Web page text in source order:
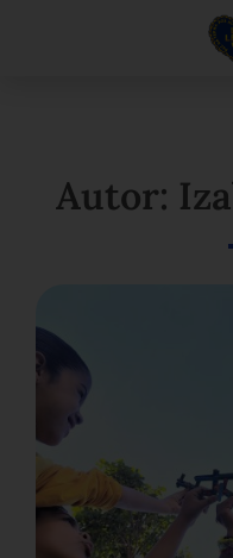
Autor: